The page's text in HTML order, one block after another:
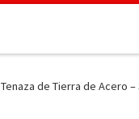
Tenaza de Tierra de Acero –